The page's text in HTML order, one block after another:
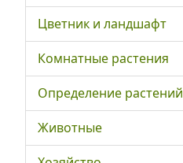
Цветник и ландшафт
Комнатные растения
Определение растений
Животные